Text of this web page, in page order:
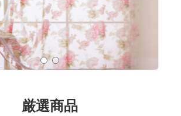
厳選商品